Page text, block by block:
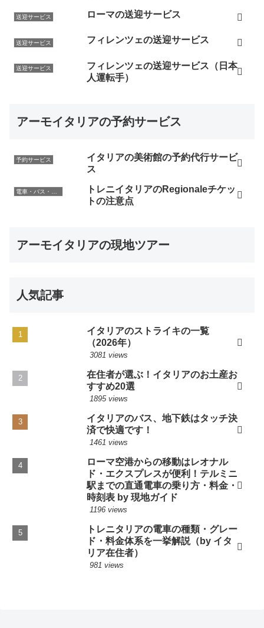
送迎サービス ローマの送迎サービス
送迎サービス フィレンツェの送迎サービス
送迎サービス
フィレンツェの送迎サービス（日本
人運転手）
アーモイタリアの予約サービス
予約サービス
イタリアの美術館の予約代行サービ
ス
トレニイタリアのRegionaleチケッ
トの注意点
アーモイタリアの現地ツアー
人気記事
イタリアのストライキの一覧
（2026年）
3081 views
在住者が選ぶ！イタリアのお土産お
すすめ20選
1895 views
イタリアのバス、地下鉄はタッチ決
済で快適です！
1461 views
ローマ空港からの移動はレオナル
ド・エクスプレスが便利！テルミニ
駅までの直通電車の乗り方・料金・
時刻表 by 現地ガイド
1196 views
トレニタリアの電車の種類・グレー
ド・料金体系を一挙解説（by イタ
リア在住者）
981 views